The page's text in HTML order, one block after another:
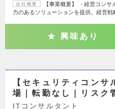
会社概要
【事業概要】 ・経営コン
力のあるソリューションを提供。経営
興味あり
【セキュリティコンサ
場｜転勤なし｜リスク
ITコンサルタント